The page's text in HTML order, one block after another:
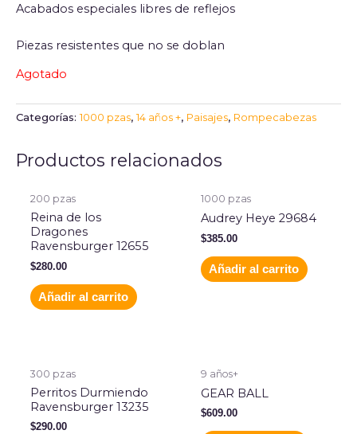
Acabados especiales libres de reflejos
Piezas resistentes que no se doblan
Agotado
Categorías:1000 pzas,14 años +, Paisajes, Rompecabezas
Productos relacionados
200 pzas
Reina de los
Dragones
Ravensburger 12655
$280.00
Añadir al carrito
1000 pzas
Audrey Heye 29684
$385.00
Añadir al carrito
300 pzas
Perritos Durmiendo
Ravensburger 13235
$290.00
9 años+
GEAR BALL
$609.00